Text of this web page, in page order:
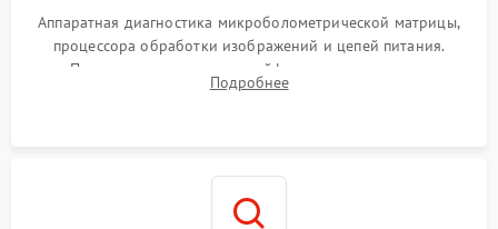
Аппаратная диагностика микроболометрической матрицы,
процессора обработки изображений и цепей питания.
Проверка целостности шлейфов, модуля памяти и
интерфейсов связи. Выявление сгоревших SMD-компонентов
Подробнее